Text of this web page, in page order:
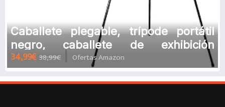
Caballete plegable, trípode portátil
negro, caballete de exhibición
ajustable de metal ligero, ba
34,99€ 38,99€ Ofertas Amazon